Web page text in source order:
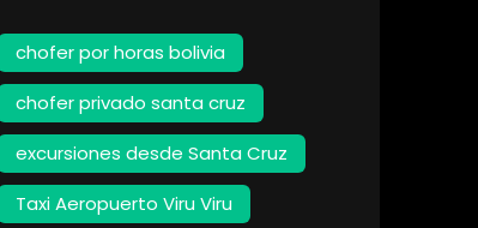
chofer por horas bolivia
chofer privado santa cruz
excursiones desde Santa Cruz
Taxi Aeropuerto Viru Viru